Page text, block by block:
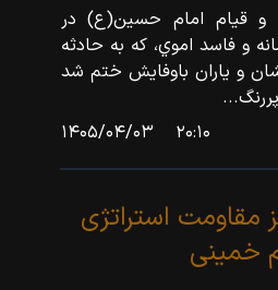
قيام امام حسين(ع) در
و فاسد اموي، که به حادثه
و ياران باوفايش ختم شد
۱۴۰۵/۰۴/۰۳
۲۰:۱۰
مقاومت استراتژی
خمینی